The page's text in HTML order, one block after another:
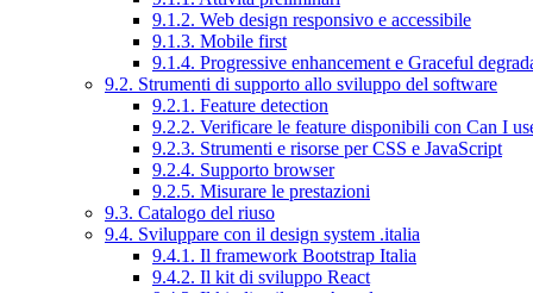
9.1.2. Web design responsivo e accessibile
9.1.3. Mobile first
9.1.4. Progressive enhancement e Graceful
9.2. Strumenti di supporto allo sviluppo del software
9.2.1. Feature detection
9.2.2. Verificare le feature disponibili con Can I
9.2.3. Strumenti e risorse per CSS e JavaScript
9.2.4. Supporto browser
9.2.5. Misurare le prestazioni
9.3. Catalogo del riuso
9.4. Sviluppare con il design system .italia
9.4.1. Il framework Bootstrap Italia
9.4.2. Il kit di sviluppo React